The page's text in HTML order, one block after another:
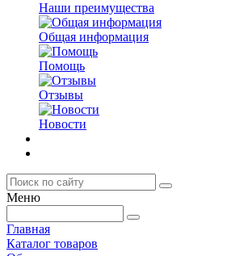
Наши преимущества
Общая информация
Помощь
Отзывы
Новости
Меню
Главная
Каталог товаров